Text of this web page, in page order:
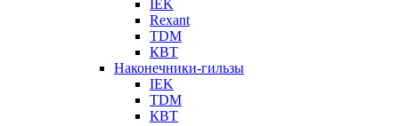
IEK
Rexant
TDM
КВТ
Наконечники-гильзы
IEK
TDM
КВТ